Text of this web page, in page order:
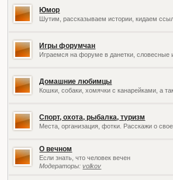
Юмор
Шутим, рассказываем истории, кидаем
Игры форумчан
Играемся на форуме в данетки, словесные
Домашние любимцы
Кошки, собаки, хомячки с канарейками, а
Спорт, охота, рыбалка, туризм
Места, организация, фотки. Расскажи о
О вечном
Если знать, что человек вечен
Модераторы:volkov